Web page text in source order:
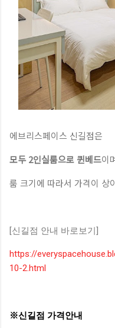
에브리스페이스 신길점은
모두 2인실룸으로 퀸베드이
룸 크기에 따라서 가격이 상
[신길점 안내 바로보기]
https://
10-2.html
※신길점 가격안내